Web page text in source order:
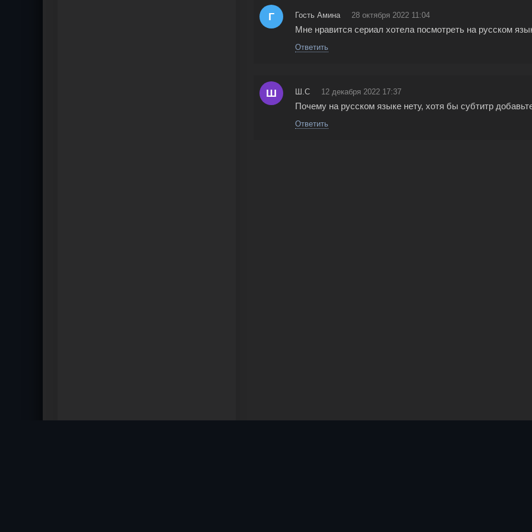
Г Гость Амина 28 октября 2022 11:04
Мне нравится сериал хотела посмотреть на русском
Ответить
Ш Ш.С 12 декабря 2022 17:37
Почему на русском языке нету, хотя бы субтитр
Ответить